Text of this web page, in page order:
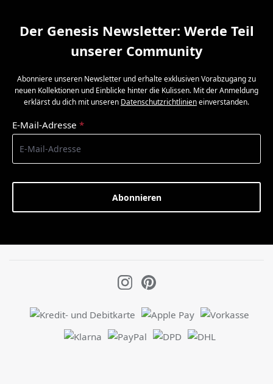
Der Genesis Newsletter: Werde Teil
unserer Community
Abonniere unseren Newsletter und erhalte exklusiven Vorabzugang zu
neuen Kollektionen und Einblicke hinter die Kulissen. Mit der Anmeldung
erklärst du dich mit unseren Datenschutzrichtlinieneinverstanden.
E-Mail-Adresse *
Abonnieren